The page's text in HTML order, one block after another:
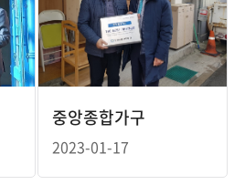
중앙종합가구
2023-01-17